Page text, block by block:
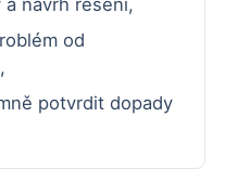
návrh řešení,
od
potvrdit dopady